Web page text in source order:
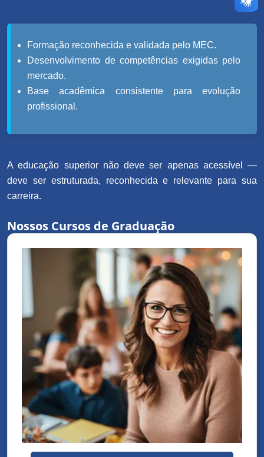
Formação reconhecida e validada pelo MEC.
Desenvolvimento de competências exigidas pelo
mercado.
Base acadêmica consistente para evolução
profissional.
A educação superior não deve ser apenas acessível —
deve ser estruturada, reconhecida e relevante para sua
carreira.
Nossos Cursos de Graduação